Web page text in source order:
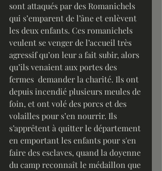
sont attaqués par des Romanichels
qui s’emparent de l’âne et enlèvent
les deux enfants. Ces romanichels
veulent se venger de l’accueil très
agressif qu’on leur a fait subir, alors
qu’ils venaient aux portes des
fermes  demander la charité. Ils ont
depuis incendié plusieurs meules de
foin, et ont volé des porcs et des
volailles pour s’en nourrir. Ils
s’apprêtent à quitter le département
en emportant les enfants pour s'en
faire des esclaves, quand la doyenne
du camp reconnaît le médaillon que